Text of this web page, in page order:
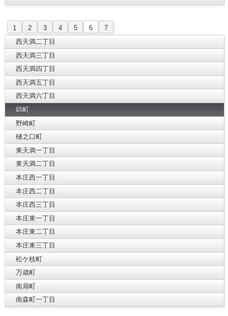
1 2 3 4 5 6
7
西天満二丁目
西天満三丁目
西天満四丁目
西天満五丁目
西天満六丁目
錦町
野崎町
樋之口町
東天満一丁目
東天満二丁目
本庄西一丁目
本庄西二丁目
本庄西三丁目
本庄東一丁目
本庄東二丁目
本庄東三丁目
松ケ枝町
万歳町
南扇町
南森町一丁目